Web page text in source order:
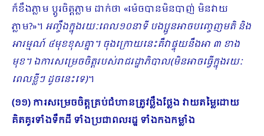
ក៏ខឹងភ្លាម ប្ដូរចិត្តភ្លាម ដាក់ថា «ម៉េចបានមិនបាញ់ មិនវាយ
ភ្លាម?»។ អញ្ចឹងក្នុងរយៈពេល១០នាទី បងប្អូនអាចបញ្ចេញមតិ និង
អារម្មណ៍ ៤មុខខុសគ្នា។ ចុងក្រោយនេះគឺវាផ្ទុយនឹងអា ៣ ខាង
មុខ។ ឯការសម្រេចចិត្តរបស់រាជរដ្ឋាភិបាល​(មិនអាចធ្វើក្នុងរយៈ
ពេលខ្លីៗ ដូចនេះទេ)។
(១១) ការសម្រេចចិត្តគ្រប់ជំហានត្រូវថ្លឹងថ្លែង វាយតម្លៃដោយ
គិតគូរទាំងទឹកដី ទាំងប្រជាពលរដ្ឋ ទាំងកងកម្លាំង